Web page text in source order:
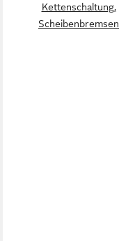
Kettenschaltung,
Scheibenbremsen